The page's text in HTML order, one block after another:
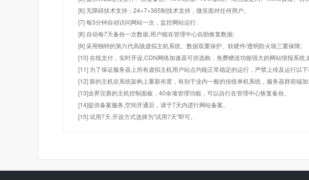
[6] 无障碍技术支持：24×7×365制技术支持，微笑面对任何用户。
[7] 每3分钟自动访问网站一次，监控网站运行.
[8] 自动每7天备份一次数据,用户能在管理中心自助恢复数据;
[9] 采用独特的第六代高级虚拟主机系统、数据双重保护、软硬件/透明防火墙三重保障;
[10] 在线支付，实时开设,CDN网络加速器可供选购，免费赠送功能强大的网站情报系统
[11] 为了保证服务器上所有虚拟主机用户站点均能正常稳定的运行，严禁上传及运行以
[12] 新的主机在系统架构上重新布置，有别于业内一般的传统单机系统，服务器群前端
[13]业界完善的主机控制面板，40余项管理功能，可以自行在管理中心恢复备份。
[14]提供备案服务,空间开通后，请于7天内进行网站备案。
[15] 试用7天.开设方式选择为"试用7天"即可。